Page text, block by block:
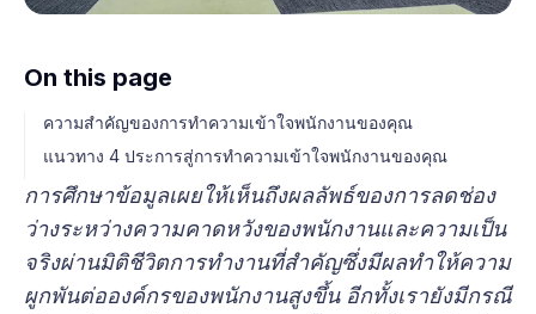
On this page
ความสำคัญของการทำความเข้าใจพนักงานของคุณ
แนวทาง 4 ประการสู่การทำความเข้าใจพนักงานของคุณ
การศึกษาข้อมูลเผยให้เห็นถึงผลลัพธ์ของการลดช่อง
ว่างระหว่างความคาดหวังของพนักงานและความเป็น
จริงผ่านมิติชีวิตการทำงานที่สำคัญซึ่งมีผลทำให้ความ
ผูกพันต่อองค์กรของพนักงานสูงขึ้น อีกทั้งเรายังมีกรณี